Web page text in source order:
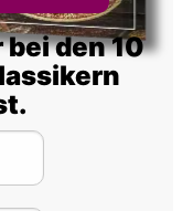
bei den 10